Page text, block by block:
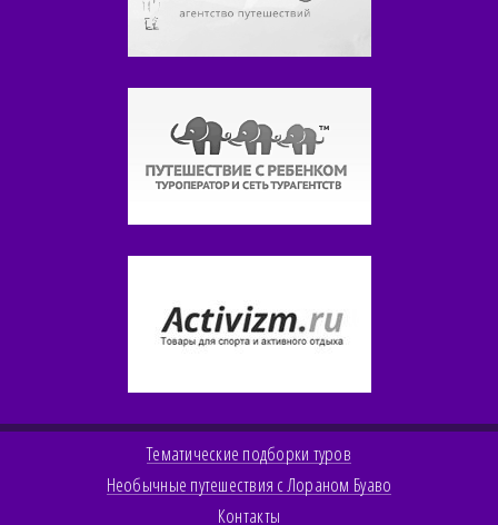
Тематические подборки туров
Необычные путешествия с Лораном Буаво
Контакты